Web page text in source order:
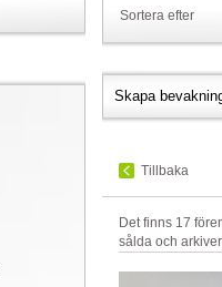
Sortera efter
Skapa
Tillbaka
Det finns 17
sålda och